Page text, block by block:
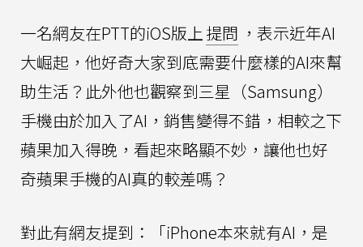
一名網友在PTT的iOS版上 提問 ，表示近年AI
大崛起，他好奇大家到底需要什麼樣的AI來幫
助生活？此外他也觀察到三星（Samsung）
手機由於加入了AI，銷售變得不錯，相較之下
蘋果加入得晚，看起來略顯不妙，讓他也好
奇蘋果手機的AI真的較差嗎？
對此有網友提到：「iPhone本來就有AI，是